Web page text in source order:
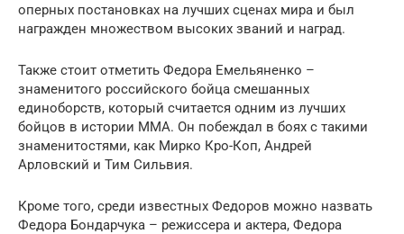
оперных постановках на лучших сценах мира и был
награжден множеством высоких званий и наград.
Также стоит отметить Федора Емельяненко –
знаменитого российского бойца смешанных
единоборств, который считается одним из лучших
бойцов в истории ММА. Он побеждал в боях с такими
знаменитостями, как Мирко Кро-Коп, Андрей
Арловский и Тим Сильвия.
Кроме того, среди известных Федоров можно назвать
Федора Бондарчука – режиссера и актера, Федора